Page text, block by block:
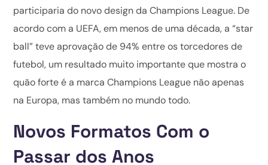
participaria do novo design da Champions League. De
acordo com a UEFA, em menos de uma década, a “star
ball” teve aprovação de 94% entre os torcedores de
futebol, um resultado muito importante que mostra o
quão forte é a marca Champions League não apenas
na Europa, mas também no mundo todo.
Novos Formatos Com o
Passar dos Anos